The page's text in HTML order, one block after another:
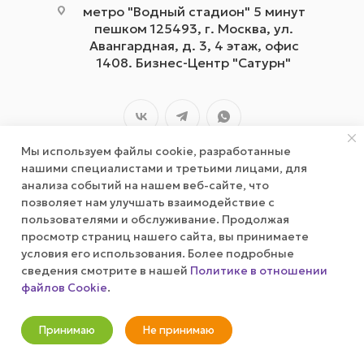
метро "Водный стадион" 5 минут
пешком 125493, г. Москва, ул.
Авангардная, д. 3, 4 этаж, офис
1408. Бизнес-Центр "Сатурн"
2026 © wizardgum.ru, 2021
Мы используем файлы cookie, разработанные
нашими специалистами и третьими лицами, для
анализа событий на нашем веб-сайте, что
позволяет нам улучшать взаимодействие с
пользователями и обслуживание. Продолжая
просмотр страниц нашего сайта, вы принимаете
условия его использования. Более подробные
сведения смотрите в нашей Политике в отношении
файлов Cookie.
Принимаю Не принимаю